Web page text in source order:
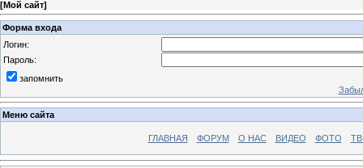
[Мой сайт]
Форма входа
Логин:
Пароль:
запомнить
Меню сайта
ГЛАВНАЯ ФОРУМ О НАС ВИДЕО ФОТО ТВ